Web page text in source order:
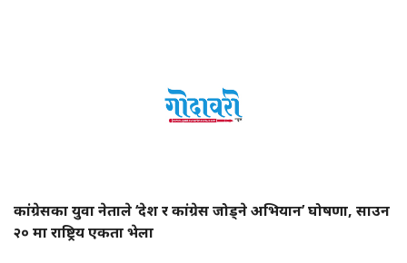
कांग्रेसका युवा नेताले ‘देश र कांग्रेस जोड्ने अभियान’ घोषणा, साउन
२० मा राष्ट्रिय एकता भेला